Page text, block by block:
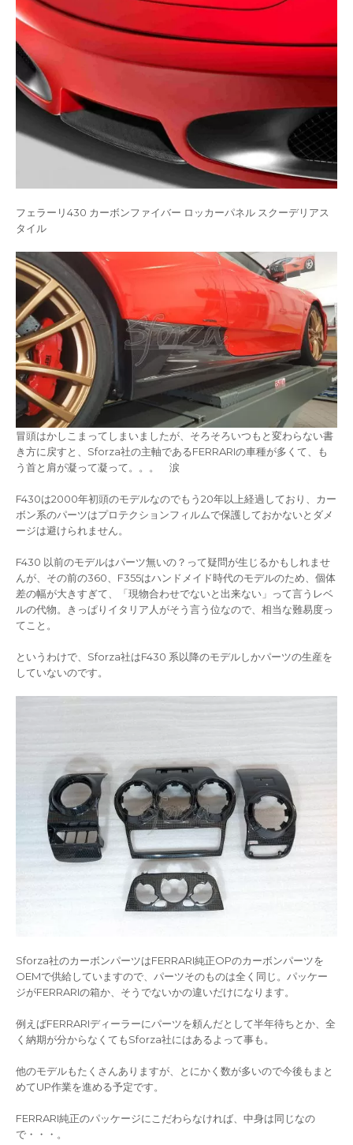
フェラーリ430 カーボンファイバー ロッカーパネル スクーデリアス
タイル
冒頭はかしこまってしまいましたが、そろそろいつもと変わらない書
き方に戻すと、Sforza社の主軸であるFERRARIの車種が多くて、も
う首と肩が凝って凝って。。。 涙
F430は2000年初頭のモデルなのでもう20年以上経過しており、カー
ボン系のパーツはプロテクションフィルムで保護しておかないとダメ
ージは避けられません。
F430 以前のモデルはパーツ無いの？って疑問が生じるかもしれませ
んが、その前の360、F355はハンドメイド時代のモデルのため、個体
差の幅が大きすぎて、「現物合わせでないと出来ない」って言うレベ
ルの代物。きっぱりイタリア人がそう言う位なので、相当な難易度っ
てこと。
というわけで、Sforza社はF430 系以降のモデルしかパーツの生産を
していないのです。
Sforza社のカーボンパーツはFERRARI純正OPのカーボンパーツを
OEMで供給していますので、パーツそのものは全く同じ。パッケー
ジがFERRARIの箱か、そうでないかの違いだけになります。
例えばFERRARIディーラーにパーツを頼んだとして半年待ちとか、全
く納期が分からなくてもSforza社にはあるよって事も。
他のモデルもたくさんありますが、とにかく数が多いので今後もまと
めてUP作業を進める予定です。
FERRARI純正のパッケージにこだわらなければ、中身は同じなの
で・・・。